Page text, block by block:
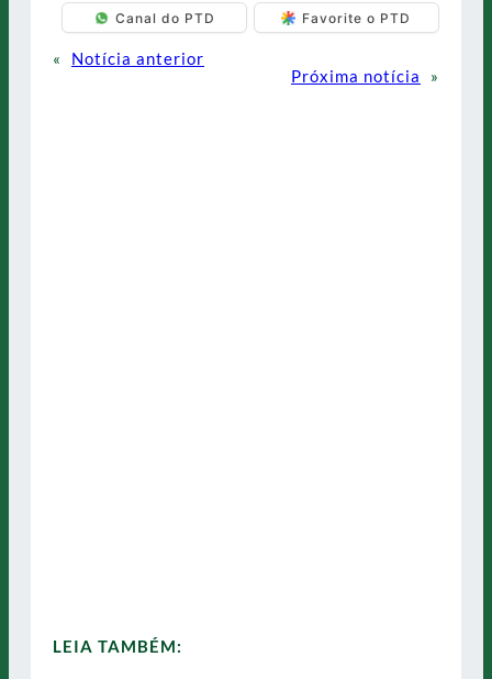
Canal do PTD Favorite o PTD
«
Notícia anterior
Próxima notícia
»
LEIA TAMBÉM: